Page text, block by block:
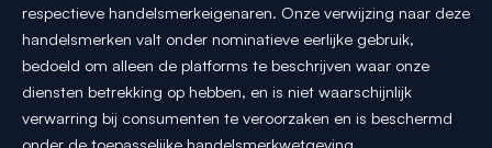
respectieve handelsmerkeigenaren. Onze verwijzing naar deze
handelsmerken valt onder nominatieve eerlijke gebruik,
bedoeld om alleen de platforms te beschrijven waar onze
diensten betrekking op hebben, en is niet waarschijnlijk
verwarring bij consumenten te veroorzaken en is beschermd